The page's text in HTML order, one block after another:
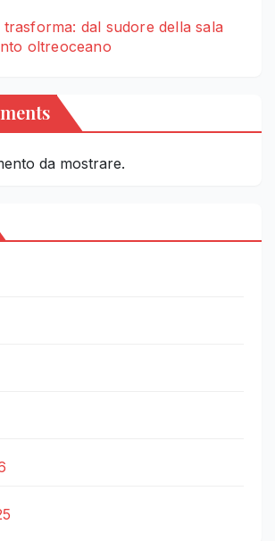
dal sudore della sala
oltreoceano
da mostrare.